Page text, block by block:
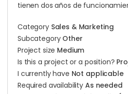
tienen dos años de
Category Sales & Marketing
Subcategory Other
Project size Medium
Is this a project or a position?
I currently have Not applicable
Required availability As needed